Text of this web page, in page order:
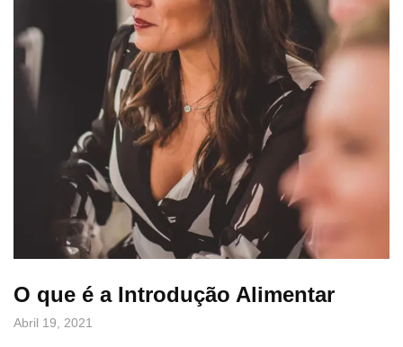
O que é a Introdução Alimentar
Abril 19, 2021